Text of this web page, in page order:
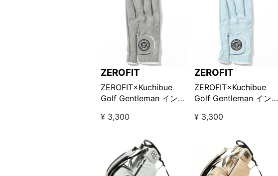
ZEROFIT
ZEROFIT×Kuchibue
Golf Gentleman インス
ブ-左手用 / グレー
¥ 3,300
ZEROFIT
ZEROFIT×Kuchibue
Golf Gentleman インス
ブ-左手用 / ライトブル
¥ 3,300